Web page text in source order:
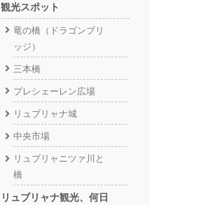
観光スポット
竜の橋（ドラゴンブリ
ッジ）
三本橋
プレシェーレン広場
リュブリャナ城
中央市場
リュブリャニツァ川と
橋
リュブリャナ観光、何日